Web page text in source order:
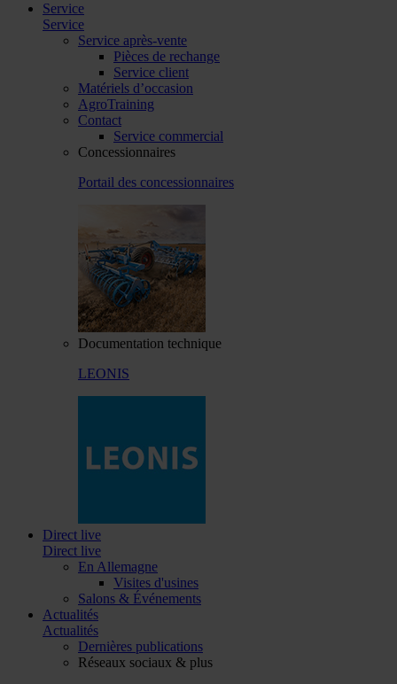
Service
Service
Service après-vente
Pièces de rechange
Service client
Matériels d’occasion
AgroTraining
Contact
Service commercial
Concessionnaires
Portail des concessionnaires
Documentation technique
LEONIS
Direct live
Direct live
En Allemagne
Visites d'usines
Salons & Événements
Actualités
Actualités
Dernières publications
Réseaux sociaux & plus